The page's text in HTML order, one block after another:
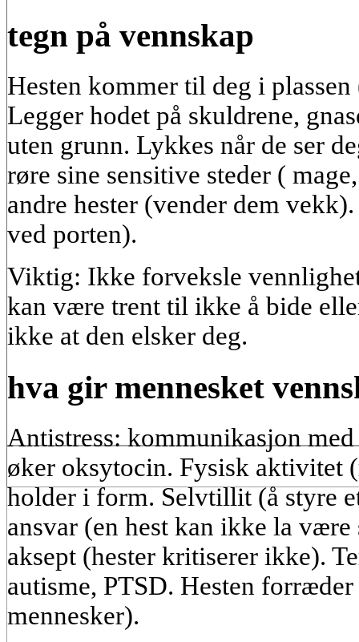
tegn på vennskap
Hesten kommer til deg i
Legger hodet på skuldrene,
uten grunn. Lykkes når de ser
røre sine sensitive steder (
andre hester (vender dem
ved porten).
Viktig: Ikke forveksle
kan være trent til ikke å bide
ikke at den elsker deg.
hva gir mennesket
Antistress: kommunikasjon
øker oksytocin. Fysisk
holder i form. Selvtillit (å styre
ansvar (en hest kan ikke la
aksept (hester kritiserer ikke).
autisme, PTSD. Hesten
mennesker).